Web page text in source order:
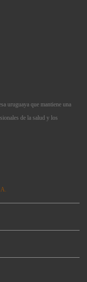
uruguaya que mantiene una
de la salud y los